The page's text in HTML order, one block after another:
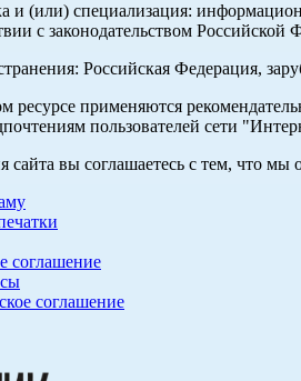
и (или) специализация:
с законодательством Российской
Российская Федерация,
применяются
пользователей сети
сайта вы соглашаетесь с тем, что
соглашение
соглашение